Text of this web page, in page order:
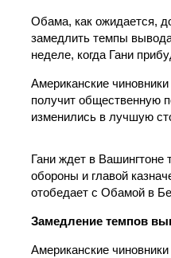
Обама, как ожидается,
замедлить темпы
неделе, когда Гани
Американские
получит общественную
изменились в лучшую
Гани ждет в Вашингтоне
обороны и главой
отобедает с Обамой в
Замедление темпов
Американские